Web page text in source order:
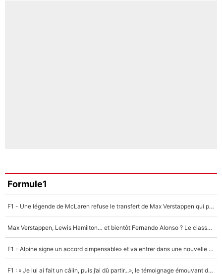
Formule1
F1 - Une légende de McLaren refuse le transfert de Max Verstappen qui pourrait «faire des vagues» et plomber l'ambiance dans l'équipe
Max Verstappen, Lewis Hamilton… et bientôt Fernando Alonso ? Le classement des pilotes les mieux payés en Formule 1 risque de changer !
F1 - Alpine signe un accord «impensable» et va entrer dans une nouvelle dimension : Grande nouvelle pour Pierre Gasly !
F1 : « Je lui ai fait un câlin, puis j’ai dû partir...», le témoignage émouvant de Max Verstappen sur sa fille